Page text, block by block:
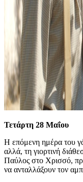
Τετάρτη 28 Μαΐου
Η επόμενη ημέρα του
αλλά, τη γιορτινή
Παύλος στο Χρισσό,
να ανταλλάξουν τον